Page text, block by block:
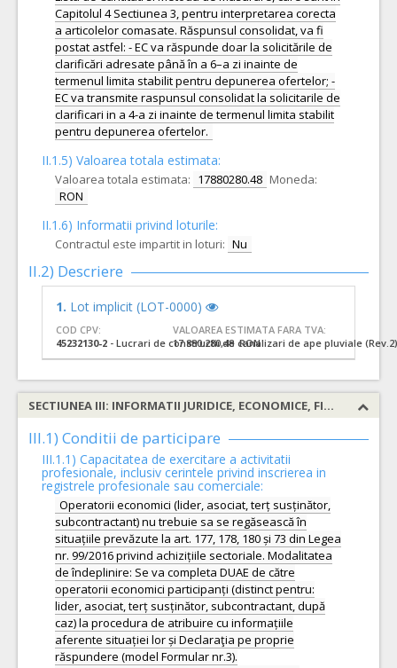
Capitolul 4 Sectiunea 3, pentru interpretarea corecta
a articolelor comasate. Răspunsul consolidat, va fi
postat astfel: - EC va răspunde doar la solicitările de
clarificări adresate până în a 6–a zi inainte de
termenul limita stabilit pentru depunerea ofertelor; -
EC va transmite raspunsul consolidat la solicitarile de
clarificari in a 4-a zi inainte de termenul limita stabilit
pentru depunerea ofertelor.
II.1.5) Valoarea totala estimata:
Valoarea totala estimata: 17880280.48 Moneda:
RON
II.1.6) Informatii privind loturile:
Contractul este impartit in loturi: Nu
II.2) Descriere
1. Lot implicit (LOT-0000)
COD CPV:
45232130-2 - Lucrari de constructii de canalizari de ape pluviale (Rev.2)
VALOAREA ESTIMATA FARA TVA:
17.880.280,48 RON
SECTIUNEA III: INFORMATII JURIDICE, ECONOMICE, FINANCIARE SI TEHNICE
III.1) Conditii de participare
III.1.1) Capacitatea de exercitare a activitatii
profesionale, inclusiv cerintele privind inscrierea in
registrele profesionale sau comerciale:
Operatorii economici (lider, asociat, terț susținător,
subcontractant) nu trebuie sa se regăsească în
situațiile prevăzute la art. 177, 178, 180 și 73 din Legea
nr. 99/2016 privind achizițiile sectoriale. Modalitatea
de îndeplinire: Se va completa DUAE de către
operatorii economici participanți (distinct pentru:
lider, asociat, terț susținător, subcontractant, după
caz) la procedura de atribuire cu informațiile
aferente situației lor și Declaraţia pe proprie
răspundere (model Formular nr.3).